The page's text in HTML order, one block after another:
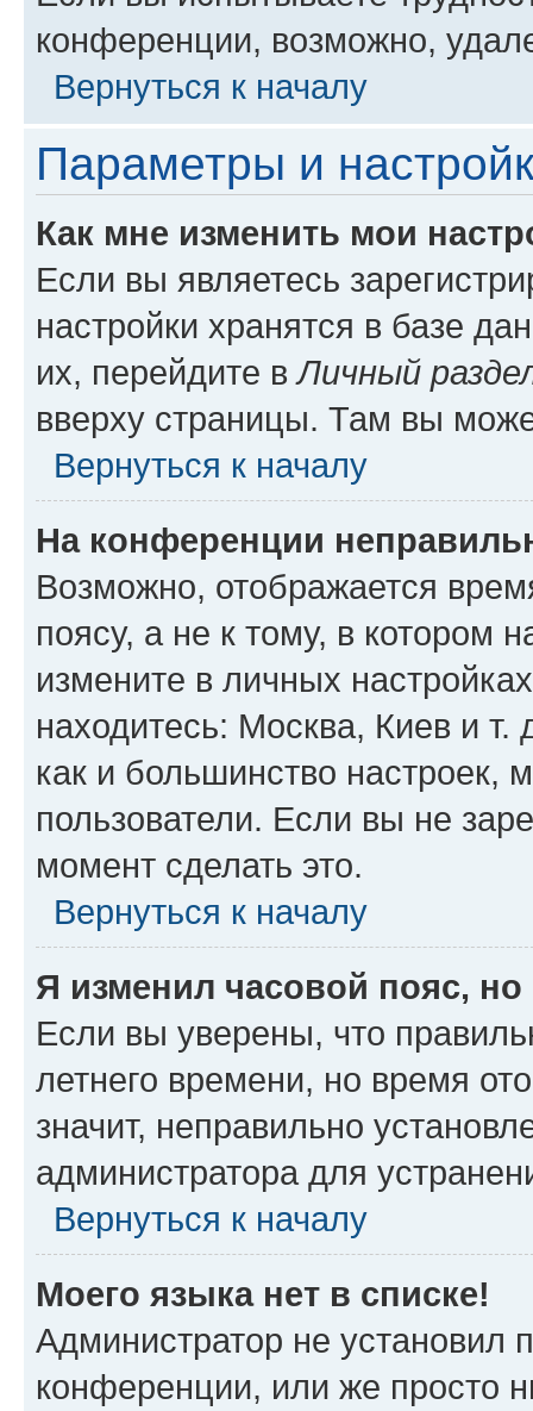
конференции, возможно,
Вернуться к началу
Параметры и
Как мне изменить мои
Если вы являетесь
настройки хранятся в базе
их, перейдите вЛичный
вверху страницы. Там вы
Вернуться к началу
На конференции
Возможно, отображается
поясу, а не к тому, в котором
измените в личных
находитесь: Москва, Киев и т.
как и большинство настроек,
пользователи. Если вы не
момент сделать это.
Вернуться к началу
Я изменил часовой пояс,
Если вы уверены, что
летнего времени, но время
значит, неправильно
администратора для
Вернуться к началу
Моего языка нет в списке!
Администратор не установил
конференции, или же просто